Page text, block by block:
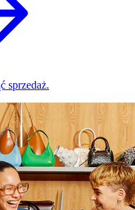
sprzedaż.